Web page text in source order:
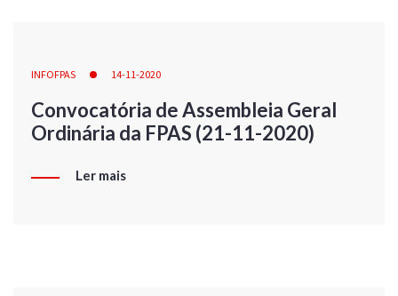
INFOFPAS 14-11-2020
Convocatória de Assembleia Geral
Ordinária da FPAS (21-11-2020)
Ler mais